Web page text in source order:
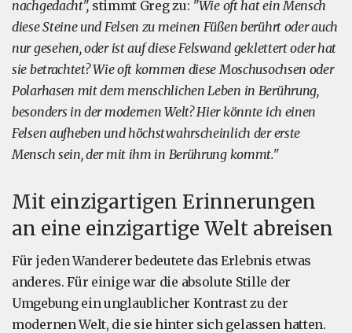
nachgedacht", stimmt Greg zu: "Wie oft hat ein Mensch
diese Steine und Felsen zu meinen Füßen berührt oder auch
nur gesehen, oder ist auf diese Felswand geklettert oder hat
sie betrachtet? Wie oft kommen diese Moschusochsen oder
Polarhasen mit dem menschlichen Leben in Berührung,
besonders in der modernen Welt? Hier könnte ich einen
Felsen aufheben und höchstwahrscheinlich der erste
Mensch sein, der mit ihm in Berührung kommt."
Mit einzigartigen Erinnerungen
an eine einzigartige Welt abreisen
Für jeden Wanderer bedeutete das Erlebnis etwas
anderes. Für einige war die absolute Stille der
Umgebung ein unglaublicher Kontrast zu der
modernen Welt, die sie hinter sich gelassen hatten.